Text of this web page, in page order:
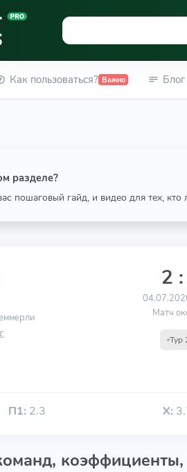
Как пользоваться? Важно Блог
разделе?
пошаговый гайд, и видео для тех,
2
Матч
Тур
П1: 2.3 Х: